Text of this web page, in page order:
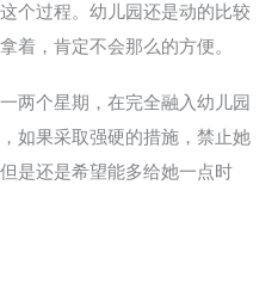
个过程。幼儿园还是动的比较
着，肯定不会那么的方便。
两个星期，在完全融入幼儿园
如果采取强硬的措施，禁止她
是还是希望能多给她一点时